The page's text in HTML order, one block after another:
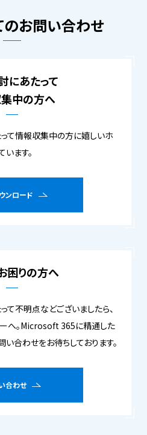
お問い合わせ
にあたって
中の方へ
て情報収集中の方に嬉しいホ
ます。
ンロード
困りの方へ
不明点などございましたら、
へ。Microsoft 365に精通した
合わせをお待ちしております。
合わせ